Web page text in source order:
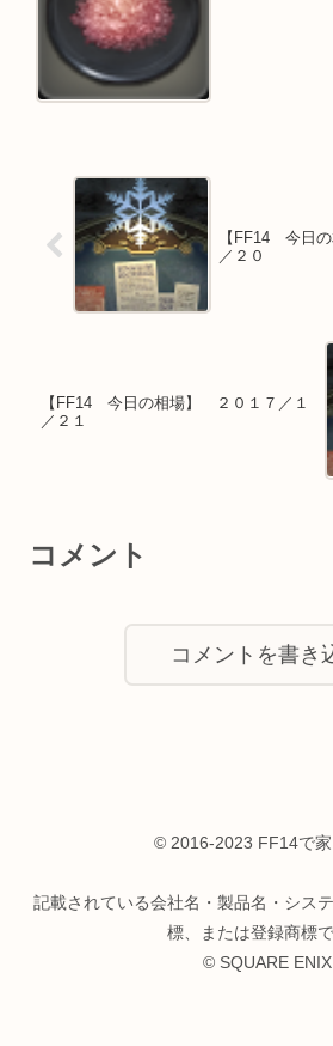
【FF14 今日
／２０
【FF14 今日の相場】 ２０１７／１
／２１
コメント
コメントを書き
© 2016-2023 FF14で家
記載されている会社名・製品名・シス
標、または登録商標で
© SQUARE ENIX